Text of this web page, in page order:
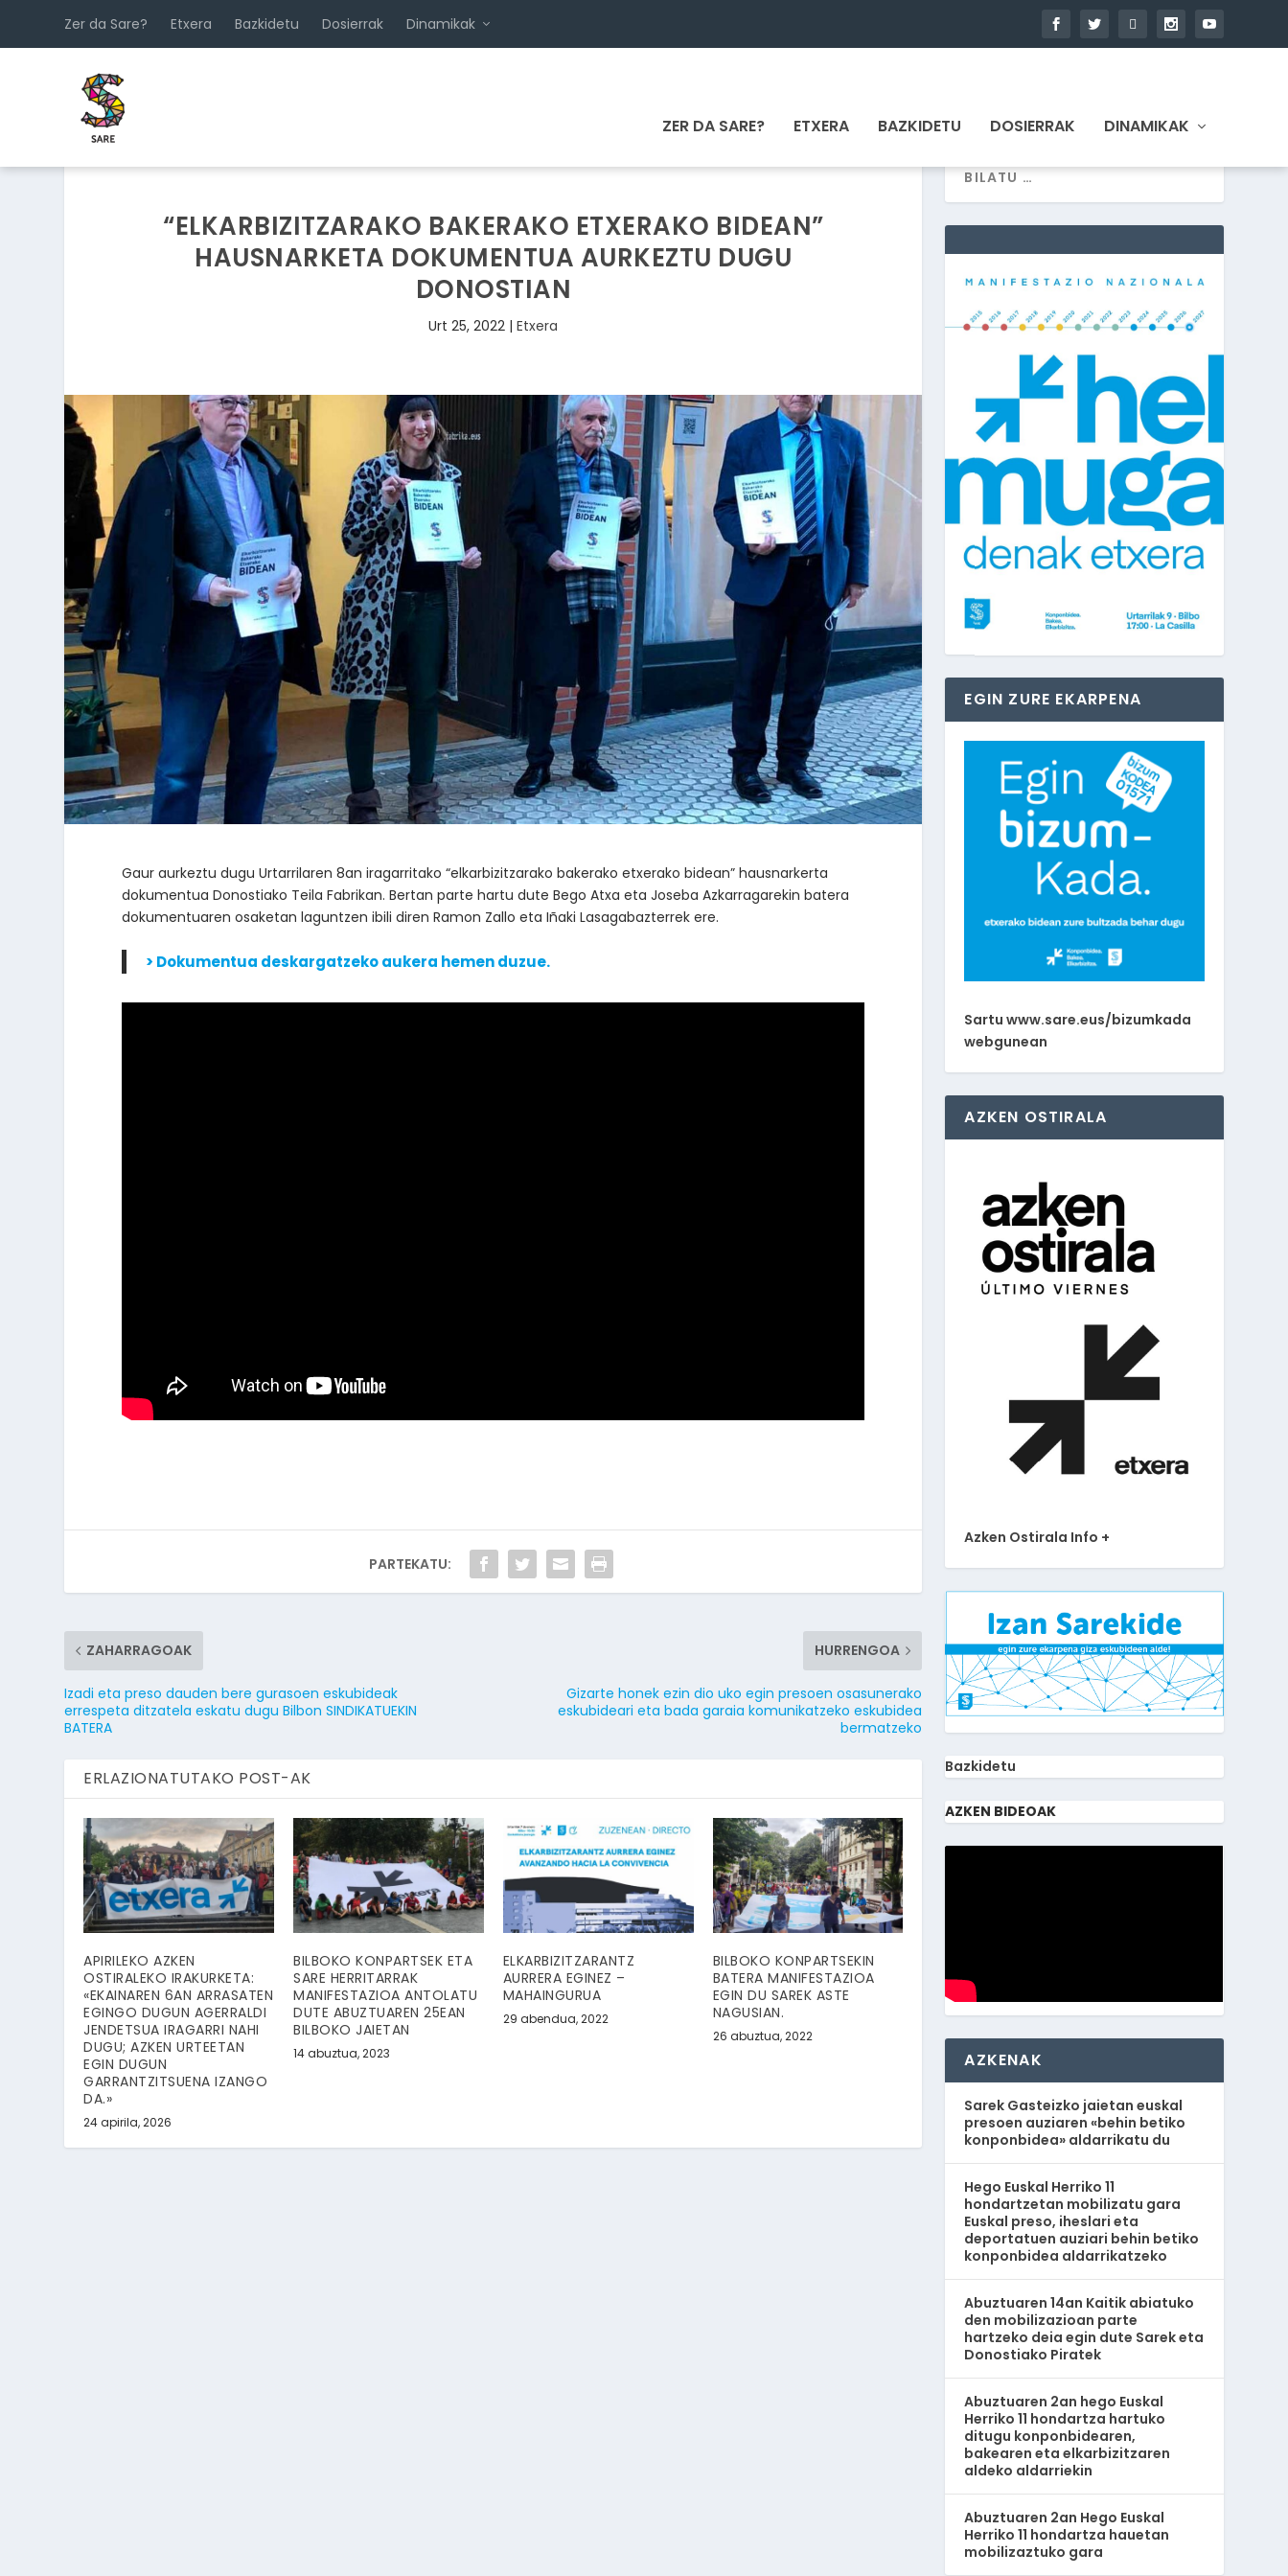
Zer da Sare? Etxera Bazkidetu Dosierrak Dinamikak
ZER DA SARE? ETXERA BAZKIDETU DOSIERRAK DINAMIKAK
“ELKARBIZITZARAKO BAKERAKO ETXERAKO BIDEAN”
HAUSNARKETA DOKUMENTUA AURKEZTU DUGU
DONOSTIAN
Urt 25, 2022 |Etxera
Gaur aurkeztu dugu Urtarrilaren 8an iragarritako “elkarbizitzarako bakerako etxerako bidean” hausnarkerta
dokumentua Donostiako Teila Fabrikan. Bertan parte hartu dute Bego Atxa eta Joseba Azkarragarekin batera
dokumentuaren osaketan laguntzen ibili diren Ramon Zallo eta Iñaki Lasagabazterrek ere.
> Dokumentua deskargatzeko aukera hemen duzue.
PARTEKATU:
ZAHARRAGOAK
Izadi eta preso dauden bere gurasoen eskubideak
errespeta ditzatela eskatu dugu Bilbon SINDIKATUEKIN
BATERA
HURRENGOA
Gizarte honek ezin dio uko egin presoen osasunerako
eskubideari eta bada garaia komunikatzeko eskubidea
bermatzeko
ERLAZIONATUTAKO POST-AK
APIRILEKO AZKEN
OSTIRALEKO IRAKURKETA:
«EKAINAREN 6AN ARRASATEN
EGINGO DUGUN AGERRALDI
JENDETSUA IRAGARRI NAHI
DUGU; AZKEN URTEETAN
EGIN DUGUN
GARRANTZITSUENA IZANGO
DA.»
24 apirila, 2026
BILBOKO KONPARTSEK ETA
SARE HERRITARRAK
MANIFESTAZIOA ANTOLATU
DUTE ABUZTUAREN 25EAN
BILBOKO JAIETAN
14 abuztua, 2023
ELKARBIZITZARANTZ
AURRERA EGINEZ –
MAHAINGURUA
29 abendua, 2022
BILBOKO KONPARTSEKIN
BATERA MANIFESTAZIOA
EGIN DU SAREK ASTE
NAGUSIAN.
26 abuztua, 2022
EGIN ZURE EKARPENA
Sartu www.sare.eus/bizumkada
webgunean
AZKEN OSTIRALA
Azken Ostirala Info +
Bazkidetu
AZKEN BIDEOAK
AZKENAK
Sarek Gasteizko jaietan euskal
presoen auziaren «behin betiko
konponbidea» aldarrikatu du
Hego Euskal Herriko 11
hondartzetan mobilizatu gara
Euskal preso, iheslari eta
deportatuen auziari behin betiko
konponbidea aldarrikatzeko
Abuztuaren 14an Kaitik abiatuko
den mobilizazioan parte
hartzeko deia egin dute Sarek eta
Donostiako Piratek
Abuztuaren 2an hego Euskal
Herriko 11 hondartza hartuko
ditugu konponbidearen,
bakearen eta elkarbizitzaren
aldeko aldarriekin
Abuztuaren 2an Hego Euskal
Herriko 11 hondartza hauetan
mobilizaztuko gara